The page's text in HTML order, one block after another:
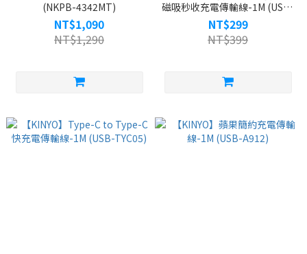
(NKPB-4342MT)
NT$1,090
NT$1,290
磁吸秒收充電傳輸線-1M (USB-
TYC09)
NT$299
NT$399